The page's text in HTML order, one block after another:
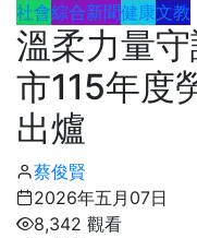
社會綜合新聞健康文教
溫柔力量
市115年度
出爐
蔡俊賢
2026年五月07日
8,342 觀看